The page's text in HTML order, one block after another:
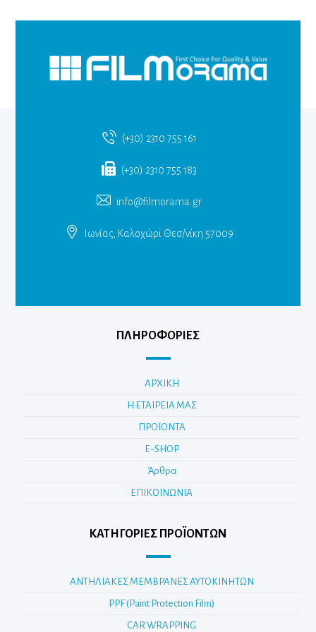
(+30) 2310 755 161
(+30) 2310 755 183
info@filmorama.gr
Ιωνίας, Καλοχώρι Θεσ/νίκη 57009
ΠΛΗΡΟΦΟΡΙΕΣ
ΑΡΧΙΚΗ
Η ΕΤΑΙΡΕΙΑ ΜΑΣ
ΠΡΟΪΟΝΤΑ
E-SHOP
Άρθρα
ΕΠΙΚΟΙΝΩΝΙΑ
ΚΑΤΗΓΟΡΊΕΣ ΠΡΟΪΌΝΤΩΝ
ΑΝΤΗΛΙΑΚΕΣ ΜΕΜΒΡΑΝΕΣ ΑΥΤΟΚΙΝΗΤΩΝ
PPF (Paint Protection Film)
CAR WRAPPING